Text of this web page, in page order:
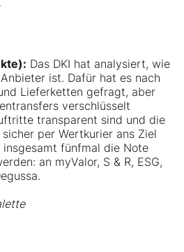
Das DKI hat analysiert, wie
ist. Dafür hat es nach
Lieferketten gefragt, aber
verschlüsselt
transparent sind und die
per Wertkurier ans Ziel
insgesamt fünfmal die Note
an myValor, S & R, ESG,